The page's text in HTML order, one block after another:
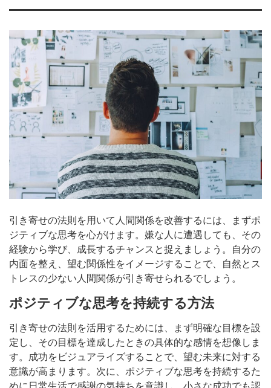
引き寄せの法則を用いて人間関係を改善するには、まずポ
ジティブな思考を心がけます。嫌な人に遭遇しても、その
経験から学び、成長するチャンスと捉えましょう。自分の
内面を整え、望む関係性をイメージすることで、自然とス
トレスの少ない人間関係が引き寄せられるでしょう。
ポジティブな思考を持続する方法
引き寄せの法則を活用するためには、まず明確な目標を設
定し、その目標を達成したときの具体的な感情を想像しま
す。成功をビジュアライズすることで、望む未来に対する
意識が高まります。次に、ポジティブな思考を持続するた
めに日常生活で感謝の気持ちを意識し、小さな成功でも認